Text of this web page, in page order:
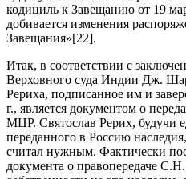
кодициль к Завещанию от 19
добивается изменения
Завещания»[22].
Итак, в соответствии с
Верховного суда Индии Дж.
Рериха, подписанное им и
г., является документом о
МЦР. Святослав Рерих, будучи
переданного в Россию
считал нужным. Фактически
документа о правопередаче